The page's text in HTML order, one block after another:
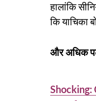
हालांकि
कि याचिका
और अधिक
Shocking: